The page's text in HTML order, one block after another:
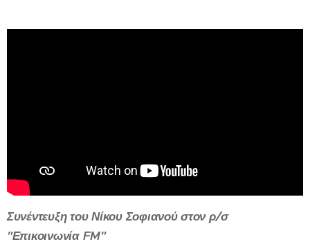
Συνέντευξη του Νίκου Σοφιανού στον ρ/σ
"Επικοινωνία FM"